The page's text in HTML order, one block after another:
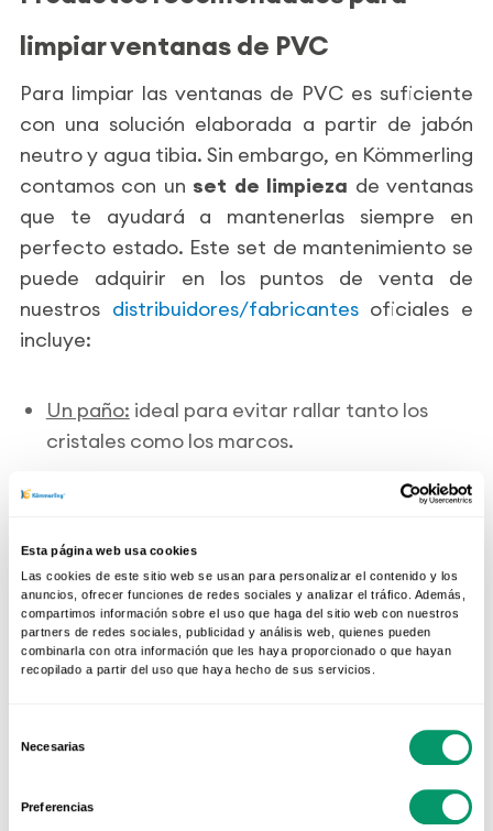
Esta página web usa cookies
Las cookies de este sitio web se usan para personalizar el contenido y los
anuncios, ofrecer funciones de redes sociales y analizar el tráfico. Además,
compartimos información sobre el uso que haga del sitio web con nuestros
partners de redes sociales, publicidad y análisis web, quienes pueden
combinarla con otra información que les haya proporcionado o que hayan
recopilado a partir del uso que haya hecho de sus servicios.
Necesarias
Preferencias
limpiar ventanas de PVC
Para limpiar las ventanas de PVC es suficiente
con una solución elaborada a partir de jabón
neutro y agua tibia. Sin embargo, en Kömmerling
contamos con un set de limpieza de ventanas
que te ayudará a mantenerlas siempre en
perfecto estado. Este set de mantenimiento se
puede adquirir en los puntos de venta de
nuestros distribuidores/fabricantesoficiales e
incluye:
Un paño: ideal para evitar rallar tanto los
cristales como los marcos.
Solución jabonosa llamada Koraclean:
como pvc foliado.
Solución para juntas:las gomas que hay entre
los marcos y cristales también debemos
limpiarlas con frecuencia.
Spray para herrajes:
como se comentó, es
importante engrasar los herrajes una vez al
año